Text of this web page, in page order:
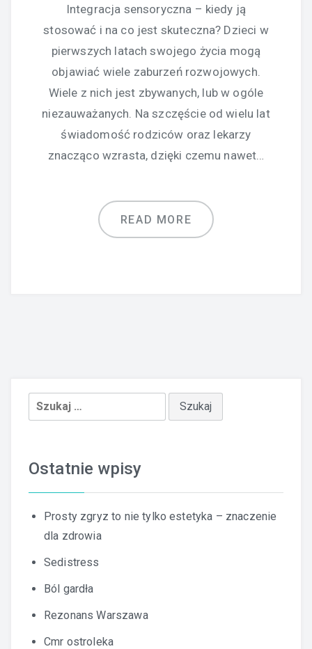
Integracja sensoryczna – kiedy ją
stosować i na co jest skuteczna? Dzieci w
pierwszych latach swojego życia mogą
objawiać wiele zaburzeń rozwojowych.
Wiele z nich jest zbywanych, lub w ogóle
niezauważanych. Na szczęście od wielu lat
świadomość rodziców oraz lekarzy
znacząco wzrasta, dzięki czemu nawet…
READ MORE
Szukaj:
Ostatnie wpisy
Prosty zgryz to nie tylko estetyka – znaczenie
dla zdrowia
Sedistress
Ból gardła
Rezonans Warszawa
Cmr ostroleka